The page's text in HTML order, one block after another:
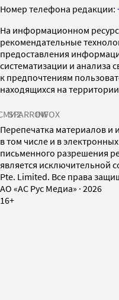
Номер телефона редакции:
На информационном
рекомендательные
предоставления
систематизации и анализа
к предпочтениям
находящихся на
SPARROWINFOX
Перепечатка материалов
в том числе и в
письменного разрешения
является исключительной
Pte. Limited. Все права
AO «АС Рус Медиа» · 2026
16+